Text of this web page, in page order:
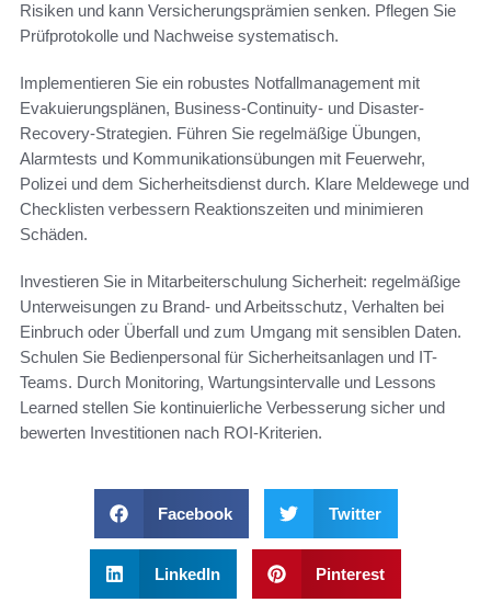
Risiken und kann Versicherungsprämien senken. Pflegen Sie
Prüfprotokolle und Nachweise systematisch.
Implementieren Sie ein robustes Notfallmanagement mit
Evakuierungsplänen, Business-Continuity- und Disaster-
Recovery-Strategien. Führen Sie regelmäßige Übungen,
Alarmtests und Kommunikationsübungen mit Feuerwehr,
Polizei und dem Sicherheitsdienst durch. Klare Meldewege und
Checklisten verbessern Reaktionszeiten und minimieren
Schäden.
Investieren Sie in Mitarbeiterschulung Sicherheit: regelmäßige
Unterweisungen zu Brand- und Arbeitsschutz, Verhalten bei
Einbruch oder Überfall und zum Umgang mit sensiblen Daten.
Schulen Sie Bedienpersonal für Sicherheitsanlagen und IT-
Teams. Durch Monitoring, Wartungsintervalle und Lessons
Learned stellen Sie kontinuierliche Verbesserung sicher und
bewerten Investitionen nach ROI-Kriterien.
Facebook Twitter
LinkedIn Pinterest